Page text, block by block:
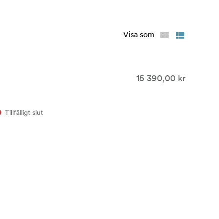
Visa som
15 390,00 kr
Tillfälligt slut